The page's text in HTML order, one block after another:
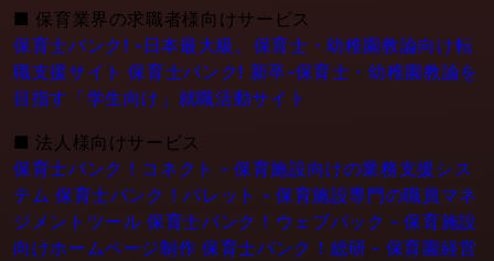
■ 保育業界の求職者様向けサービス
保育士バンク! -日本最大級。保育士・幼稚園教論向け転
職支援サイト 保育士バンク! 新卒-保育士・幼稚園教論を
目指す「学生向け」就職活動サイト
■ 法人様向けサービス
保育士バンク！コネクト - 保育施設向けの業務支援シス
テム 保育士バンク！パレット - 保育施設専門の職員マネ
ジメントツール 保育士バンク！ウェブパック - 保育施設
向けホームページ制作 保育士バンク！総研 - 保育園経営